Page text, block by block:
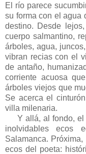
El río parece
su forma con el agua
destino. Desde
cuerpo salmantino,
árboles, agua,
vibran recias con el
de antaño,
corriente acuosa
árboles viejos que
Se acerca el
villa milenaria.
Y allá, al fondo, el
inolvidables ecos
Salamanca.
ecos del poeta: